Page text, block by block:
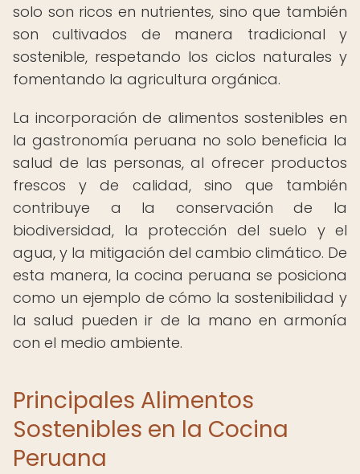
solo son ricos en nutrientes, sino que también
son cultivados de manera tradicional y
sostenible, respetando los ciclos naturales y
fomentando la agricultura orgánica.
La incorporación de alimentos sostenibles en
la gastronomía peruana no solo beneficia la
salud de las personas, al ofrecer productos
frescos y de calidad, sino que también
contribuye a la conservación de la
biodiversidad, la protección del suelo y el
agua, y la mitigación del cambio climático. De
esta manera, la cocina peruana se posiciona
como un ejemplo de cómo la sostenibilidad y
la salud pueden ir de la mano en armonía
con el medio ambiente.
Principales Alimentos
Sostenibles en la Cocina
Peruana